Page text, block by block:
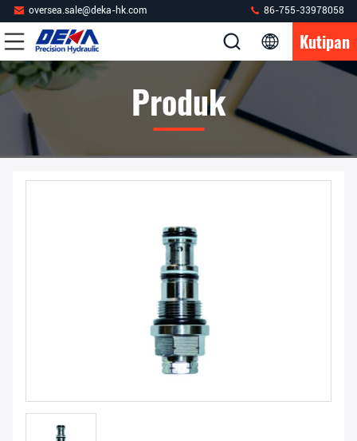
oversea.sale@deka-hk.com 86-755-33978058
Kutipan
Produk